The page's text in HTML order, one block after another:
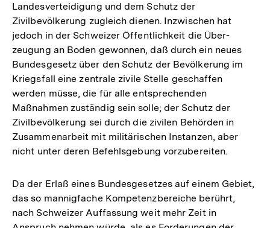
Landesverteidigung und dem Schutz der
Zivilbevölkerung zugleich dienen. Inzwischen hat
jedoch in der Schweizer Öffentlichkeit die Über-
zeugung an Boden gewonnen, daß durch ein neues
Bundesgesetz über den Schutz der Bevölkerung im
Kriegsfall eine zentrale zivile Stelle geschaffen
werden müsse, die für alle entsprechenden
Maßnahmen zuständig sein solle; der Schutz der
Zivilbevölkerung sei durch die zivilen Behörden in
Zusammenarbeit mit militärischen Instanzen, aber
nicht unter deren Befehlsgebung vorzubereiten.
Da der Erlaß eines Bundesgesetzes auf einem Gebiet,
das so mannigfache Kompetenzbereiche berührt,
nach Schweizer Auffassung weit mehr Zeit in